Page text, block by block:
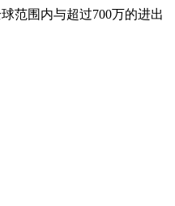
范围内与超过700万的进出